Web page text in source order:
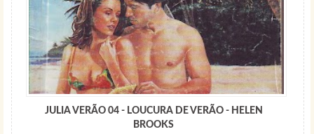
JULIA VERÃO 04 - LOUCURA DE VERÃO - HELEN
BROOKS